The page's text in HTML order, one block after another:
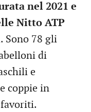
nel 2021 e
Nitto ATP
. Sono 78 gli
di
e
coppie in
favoriti.